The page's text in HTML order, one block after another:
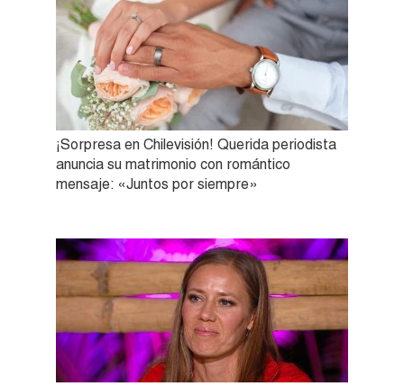
¡Sorpresa en Chilevisión! Querida periodista
anuncia su matrimonio con romántico
mensaje: «Juntos por siempre»